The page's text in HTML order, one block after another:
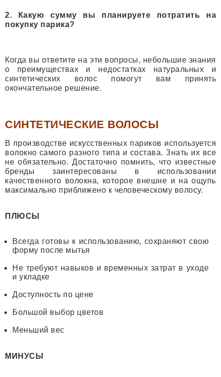
2. Какую сумму вы планируете потратить на
покупку парика?
Когда вы ответите на эти вопросы, небольшие знания
о преимуществах и недостатках натуральных и
синтетических волос помогут вам принять
окончательное решение.
СИНТЕТИЧЕСКИЕ ВОЛОСЫ
В производстве искусственных париков используется
волокно самого разного типа и состава. Знать их все
не обязательно. Достаточно помнить, что известные
бренды заинтересованы в использовании
качественного волокна, которое внешне и на ощупь
максимально приближено к человеческому волосу.
ПЛЮСЫ
Всегда готовы к использованию, сохраняют свою
форму после мытья
Не требуют навыков и временных затрат в уходе
и укладке
Доступность по цене
Большой выбор цветов
Меньший вес
МИНУСЫ